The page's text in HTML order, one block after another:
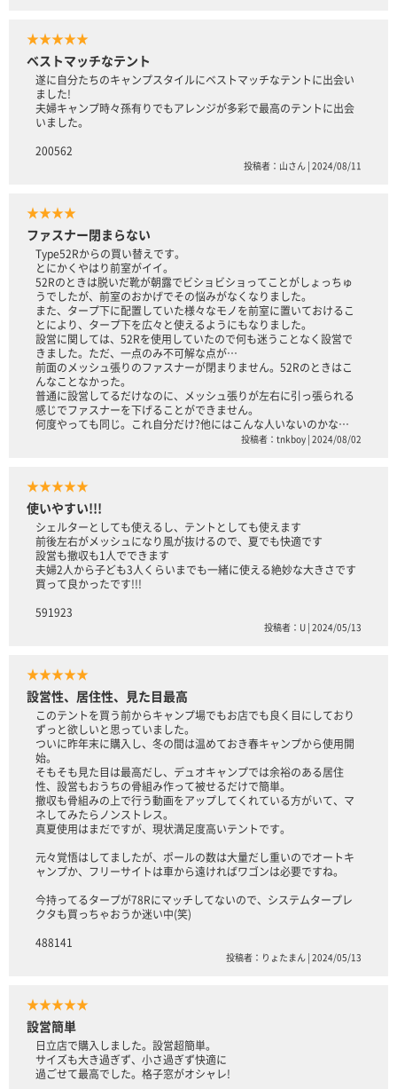
★★★★★
ベストマッチなテント
遂に自分たちのキャンプスタイルにベストマッチなテントに出会い
ました!
夫婦キャンプ時々孫有りでもアレンジが多彩で最高のテントに出会
いました。
200562
投稿者：山さん | 2024/08/11
★★★★
ファスナー閉まらない
Type52Rからの買い替えです。
とにかくやはり前室がイイ。
52Rのときは脱いだ靴が朝露でビショビショってことがしょっちゅ
うでしたが、前室のおかげでその悩みがなくなりました。
また、タープ下に配置していた様々なモノを前室に置いておけるこ
とにより、タープ下を広々と使えるようにもなりました。
設営に関しては、52Rを使用していたので何も迷うことなく設営で
きました。ただ、一点のみ不可解な点が…
前面のメッシュ張りのファスナーが閉まりません。52Rのときはこ
んなことなかった。
普通に設営してるだけなのに、メッシュ張りが左右に引っ張られる
感じでファスナーを下げることができません。
何度やっても同じ。これ自分だけ?他にはこんな人いないのかな…
投稿者：tnkboy | 2024/08/02
★★★★★
使いやすい!!!
シェルターとしても使えるし、テントとしても使えます
前後左右がメッシュになり風が抜けるので、夏でも快適です
設営も撤収も1人でできます
夫婦2人から子ども3人くらいまでも一緒に使える絶妙な大きさです
買って良かったです!!!
591923
投稿者：U | 2024/05/13
★★★★★
設営性、居住性、見た目最高
このテントを買う前からキャンプ場でもお店でも良く目にしており
ずっと欲しいと思っていました。
ついに昨年末に購入し、冬の間は温めておき春キャンプから使用開
始。
そもそも見た目は最高だし、デュオキャンプでは余裕のある居住
性、設営もおうちの骨組み作って被せるだけで簡単。
撤収も骨組みの上で行う動画をアップしてくれている方がいて、マ
ネしてみたらノンストレス。
真夏使用はまだですが、現状満足度高いテントです。
元々覚悟はしてましたが、ポールの数は大量だし重いのでオートキ
ャンプか、フリーサイトは車から遠ければワゴンは必要ですね。
今持ってるタープが78Rにマッチしてないので、システムタープレ
クタも買っちゃおうか迷い中(笑)
488141
投稿者：りょたまん | 2024/05/13
★★★★★
設営簡単
日立店で購入しました。設営超簡単。
サイズも大き過ぎず、小さ過ぎず快適に
過ごせて最高でした。格子窓がオシャレ!